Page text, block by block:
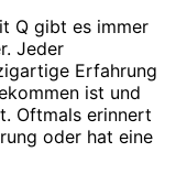
Q gibt es immer
Jeder
Erfahrung
ist und
Oftmals erinnert
oder hat eine